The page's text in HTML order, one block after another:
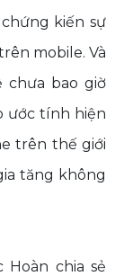
kiến sự
mobile. Và
chưa bao giờ
ước tính hiện
trên thế giới
tăng không
Hoàn chia sẻ